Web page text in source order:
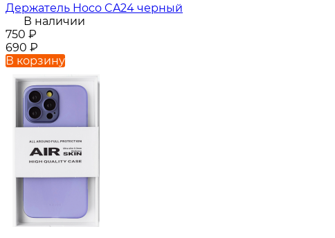
Держатель Hoco CA24 черный
В наличии
750 ₽
690 ₽
В корзину